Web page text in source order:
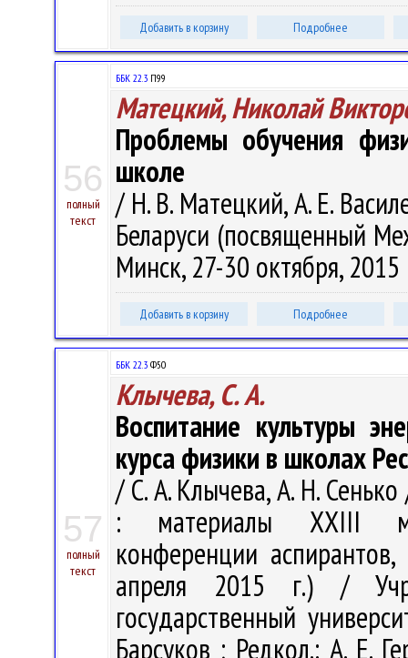
Добавить в корзину Подробнее
56
полный
текст
ББК 22.3 П99
Матецкий, Николай
Проблемы обучения
школе
/ Н. В. Матецкий, А. Е.
Беларуси (посвященный
Минск, 27-30 октября,
Добавить в корзину Подробнее
57
полный
текст
ББК 22.3 Ф50
Клычева, С. А.
Воспитание культуры
курса физики в школах
/ С. А. Клычева, А. Н.
: материалы ХXIII
конференции
апреля 2015 г.) /
государственный
Барсуков ; Редкол.: А. Е.